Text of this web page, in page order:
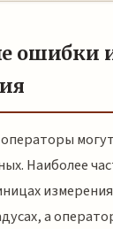
ошибки
Наиболее
а